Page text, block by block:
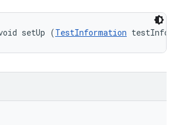
setUp (TestInformation testInfo)